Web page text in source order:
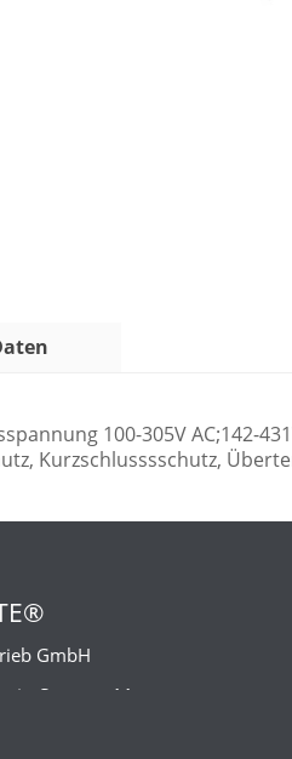
100-305V AC;142-
Kurzschlusssschutz,
GmbH
Strasse 11